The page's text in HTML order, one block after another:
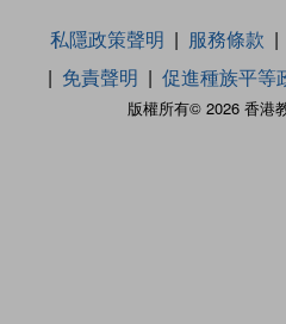
版權所有© 2026 香港
私隱政策聲明 服務條款
免責聲明
促進種族平等